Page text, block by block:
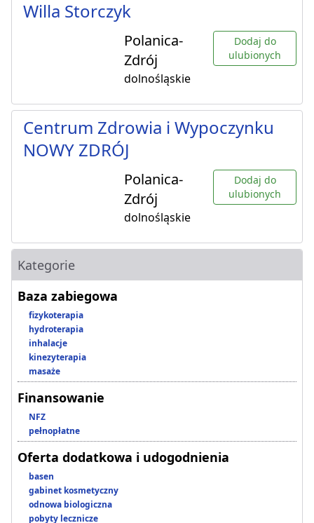
Willa Storczyk
Polanica-
Zdrój
dolnośląskie
Dodaj do
ulubionych
Centrum Zdrowia i Wypoczynku
NOWY ZDRÓJ
Polanica-
Zdrój
dolnośląskie
Dodaj do
ulubionych
Kategorie
Baza zabiegowa
fizykoterapia
hydroterapia
inhalacje
kinezyterapia
masaże
Finansowanie
NFZ
pełnopłatne
Oferta dodatkowa i udogodnienia
basen
gabinet kosmetyczny
odnowa biologiczna
pobyty lecznicze